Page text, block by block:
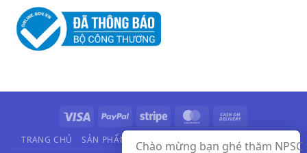
Visa PayPal Stripe MasterCard
On
Delivery
TRANG CHỦ SẢN PHẨM HÃNG SẢN XUẤT VIDEO LIÊN HỆ
Chào mừng bạn ghé thăm NPSC